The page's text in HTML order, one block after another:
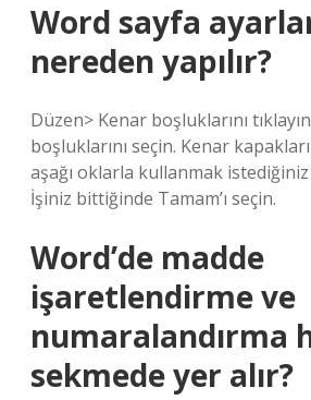
Word sayfa
nereden yapılır?
Düzen> Kenar boşluklarını
boşluklarını seçin. Kenar
aşağı oklarla kullanmak
İşiniz bittiğinde Tamam’ı seçin.
Word’de madde
işaretlendirme ve
numaralandırma
sekmede yer alır?